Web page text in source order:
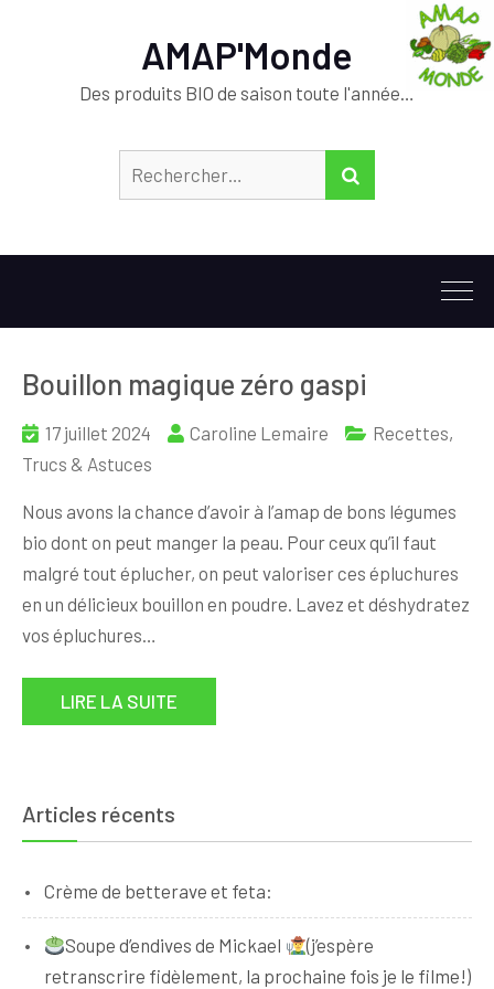
AMAP'Monde
Des produits BIO de saison toute l'année…
Bouillon magique zéro gaspi
17 juillet 2024 Caroline Lemaire Recettes,
Trucs & Astuces
Nous avons la chance d’avoir à l’amap de bons légumes
bio dont on peut manger la peau. Pour ceux qu’il faut
malgré tout éplucher, on peut valoriser ces épluchures
en un délicieux bouillon en poudre. Lavez et déshydratez
vos épluchures…
LIRE LA SUITE
Articles récents
Crème de betterave et feta:
Soupe d’endives de Mickael
(j’espère
retranscrire fidèlement, la prochaine fois je le filme!)